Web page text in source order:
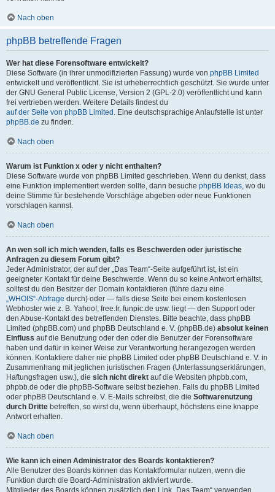
Nach oben
phpBB betreffende Fragen
Wer hat diese Forensoftware entwickelt?
Diese Software (in ihrer unmodifizierten Fassung) wurde von phpBB Limited
entwickelt und veröffentlicht. Sie ist urheberrechtlich geschützt. Sie wurde unter
der GNU General Public License, Version 2 (GPL-2.0) veröffentlicht und kann
frei vertrieben werden. Weitere Details findest du
auf der Seite von phpBB Limited . Eine deutschsprachige Anlaufstelle ist unter
phpBB.de zu finden.
Nach oben
Warum ist Funktion x oder y nicht enthalten?
Diese Software wurde von phpBB Limited geschrieben. Wenn du denkst, dass
eine Funktion implementiert werden sollte, dann besuche phpBB Ideas, wo du
deine Stimme für bestehende Vorschläge abgeben oder neue Funktionen
vorschlagen kannst.
Nach oben
An wen soll ich mich wenden, falls es Beschwerden oder juristische
Anfragen zu diesem Forum gibt?
Jeder Administrator, der auf der „Das Team“-Seite aufgeführt ist, ist ein
geeigneter Kontakt für deine Beschwerde. Wenn du so keine Antwort erhältst,
solltest du den Besitzer der Domain kontaktieren (führe dazu eine
„WHOIS“-Abfrage durch) oder — falls diese Seite bei einem kostenlosen
Webhoster wie z. B. Yahoo!, free.fr, funpic.de usw. liegt — den Support oder
den Abuse-Kontakt des betreffenden Dienstes. Bitte beachte, dass phpBB
Limited (phpBB.com) und phpBB Deutschland e. V. (phpBB.de) absolut keinen
Einfluss auf die Benutzung oder den oder die Benutzer der Forensoftware
haben und dafür in keiner Weise zur Verantwortung herangezogen werden
können. Kontaktiere daher nie phpBB Limited oder phpBB Deutschland e. V. in
Zusammenhang mit jeglichen juristischen Fragen (Unterlassungserklärungen,
Haftungsfragen usw.), die sich nicht direkt auf die Websiten phpbb.com,
phpbb.de oder die phpBB-Software selbst beziehen. Falls du phpBB Limited
oder phpBB Deutschland e. V. E-Mails schreibst, die die Softwarenutzung
durch Dritte betreffen, so wirst du, wenn überhaupt, höchstens eine knappe
Antwort erhalten.
Nach oben
Wie kann ich einen Administrator des Boards kontaktieren?
Alle Benutzer des Boards können das Kontaktformular nutzen, wenn die
Funktion durch die Board-Administration aktiviert wurde.
Mitglieder des Boards können zusätzlich den Link „Das Team“ verwenden.